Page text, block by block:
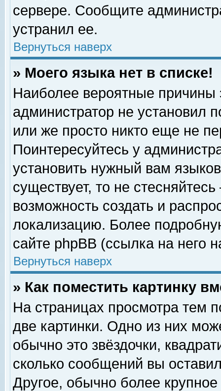
сервере. Сообщите
устранил ее.
Вернуться наверх
» Моего языка нет в списке!
Наиболее вероятные причины
администратор не установил
или же просто никто еще не
Поинтересуйтесь у
установить нужный вам
существует, то не
возможность создать и
локализацию. Более
сайте phpBB (ссылка на него
Вернуться наверх
» Как поместить картинку
На страницах просмотра тем
две картинки. Одно из них
обычно это звёздочки,
сколько сообщений вы
Другое, обычно более